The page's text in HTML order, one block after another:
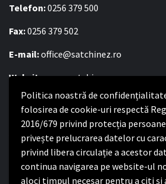
Politica noastră de
folosirea de cookie-uri respectă
2016/679 privind protecția
privește prelucrarea datelor cu
privind libera circulație a acestor
continua navigarea pe website-ul
aloci timpul necesar pentru a citi și
Telefon:0256 379 500
Fax:0256 379 502
E-mail:office@satchinez.ro
Website:www.satchinez.ro
Program cu publicul:
Luni – Joi:8:00-16:30
Vineri:8:00 – 14:00
Politica de